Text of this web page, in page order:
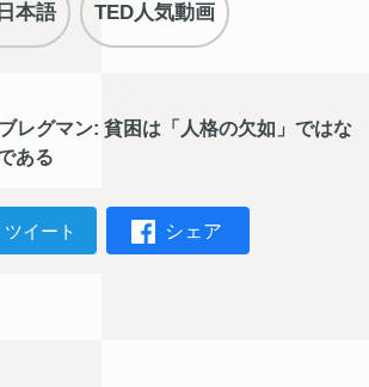
本語 TED人気動画
レグマン: 貧困は「人格の欠如」ではな
ある
ツイート シェア